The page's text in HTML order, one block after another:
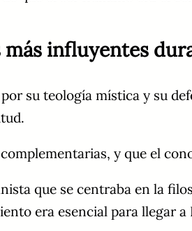
influyentes
su teología mística y su
y que el
que se centraba en la
era esencial para llegar a